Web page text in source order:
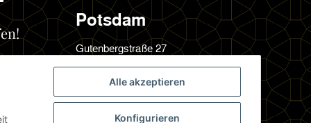
Alle akzeptieren
Konfigurieren
Potsdam
Gutenbergstraße 27
post@espressonisten.de